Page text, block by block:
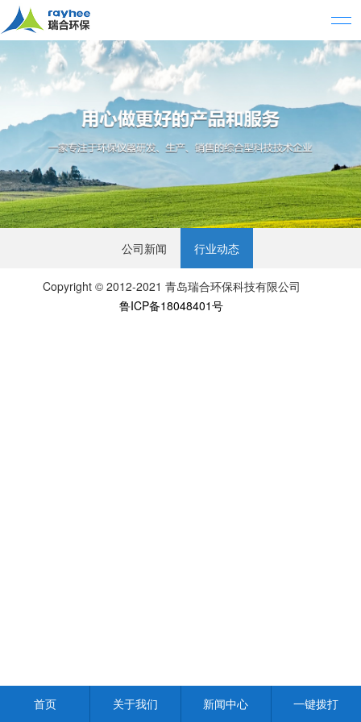
公司新闻 行业动态
Copyright © 2012-2021 青岛瑞合环保科技有限公司
鲁ICP备18048401号
首页 关于我们 新闻中心 一键拨打